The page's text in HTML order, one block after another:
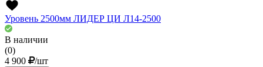
Уровень 2500мм ЛИДЕР ЦИ Л14-2500
В наличии
(0)
4 900
/шт